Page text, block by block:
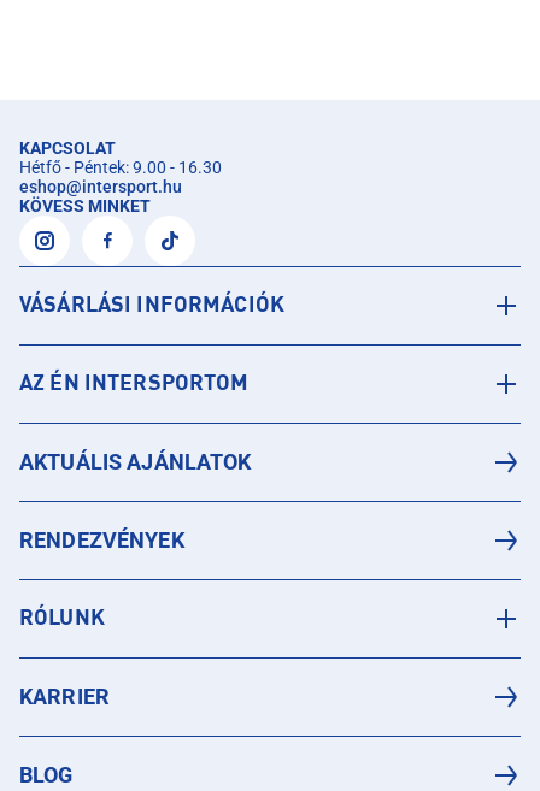
KAPCSOLAT
Hétfő - Péntek: 9.00 - 16.30
eshop@intersport.hu
KÖVESS MINKET
VÁSÁRLÁSI INFORMÁCIÓK
AZ ÉN INTERSPORTOM
AKTUÁLIS AJÁNLATOK
RENDEZVÉNYEK
RÓLUNK
KARRIER
BLOG